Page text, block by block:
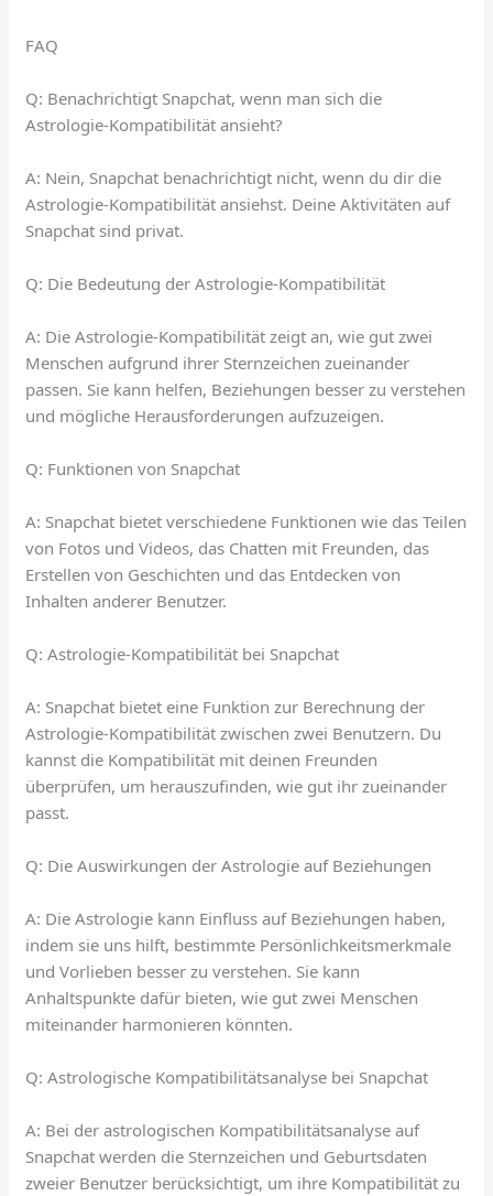
FAQ
Q: Benachrichtigt Snapchat, wenn man sich die
Astrologie-Kompatibilität ansieht?
A: Nein, Snapchat benachrichtigt nicht, wenn du dir die
Astrologie-Kompatibilität ansiehst. Deine Aktivitäten auf
Snapchat sind privat.
Q: Die Bedeutung der Astrologie-Kompatibilität
A: Die Astrologie-Kompatibilität zeigt an, wie gut zwei
Menschen aufgrund ihrer Sternzeichen zueinander
passen. Sie kann helfen, Beziehungen besser zu verstehen
und mögliche Herausforderungen aufzuzeigen.
Q: Funktionen von Snapchat
A: Snapchat bietet verschiedene Funktionen wie das Teilen
von Fotos und Videos, das Chatten mit Freunden, das
Erstellen von Geschichten und das Entdecken von
Inhalten anderer Benutzer.
Q: Astrologie-Kompatibilität bei Snapchat
A: Snapchat bietet eine Funktion zur Berechnung der
Astrologie-Kompatibilität zwischen zwei Benutzern. Du
kannst die Kompatibilität mit deinen Freunden
überprüfen, um herauszufinden, wie gut ihr zueinander
passt.
Q: Die Auswirkungen der Astrologie auf Beziehungen
A: Die Astrologie kann Einfluss auf Beziehungen haben,
indem sie uns hilft, bestimmte Persönlichkeitsmerkmale
und Vorlieben besser zu verstehen. Sie kann
Anhaltspunkte dafür bieten, wie gut zwei Menschen
miteinander harmonieren könnten.
Q: Astrologische Kompatibilitätsanalyse bei Snapchat
A: Bei der astrologischen Kompatibilitätsanalyse auf
Snapchat werden die Sternzeichen und Geburtsdaten
zweier Benutzer berücksichtigt, um ihre Kompatibilität zu